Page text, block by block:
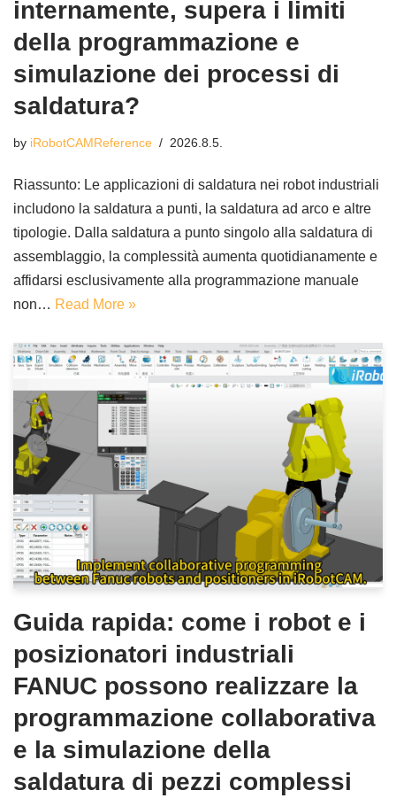
internamente, supera i limiti
della programmazione e
simulazione dei processi di
saldatura?
by iRobotCAMReference 2026.8.5.
Riassunto: Le applicazioni di saldatura nei robot industriali
includono la saldatura a punti, la saldatura ad arco e altre
tipologie. Dalla saldatura a punto singolo alla saldatura di
assemblaggio, la complessità aumenta quotidianamente e
affidarsi esclusivamente alla programmazione manuale
non… Read More »
Guida rapida: come i robot e i
posizionatori industriali
FANUC possono realizzare la
programmazione collaborativa
e la simulazione della
saldatura di pezzi complessi